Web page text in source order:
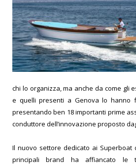
chi lo organizza, ma anche da come gli
e quelli presenti a Genova lo hanno
presentando ben 18 importanti prime
conduttore dell’innovazione proposto
Il nuovo settore dedicato ai Superboat
principali brand ha affiancato le